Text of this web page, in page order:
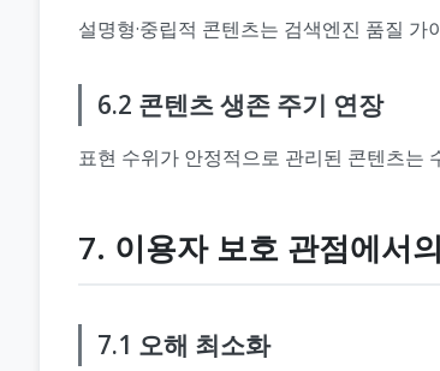
설명형·중립적 콘텐츠는 검색엔진 품질
6.2 콘텐츠 생존 주기 연장
표현 수위가 안정적으로 관리된 콘텐츠는
7. 이용자 보호 관점에서
7.1 오해 최소화